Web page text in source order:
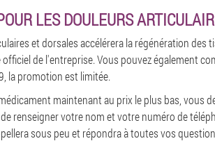
LES DOULEURS
et dorsales accélérera la régénération des
de l'entreprise. Vous pouvez également
la promotion est limitée.
maintenant au prix le plus bas, vous
renseigner votre nom et votre numéro de
sous peu et répondra à toutes vos